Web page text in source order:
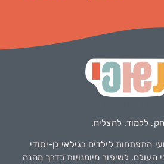
ללמוד. להצליח.
התפתחות לילדים בגילאי גן-יסודי
לשיפור מיומנויות בדרך מהנה